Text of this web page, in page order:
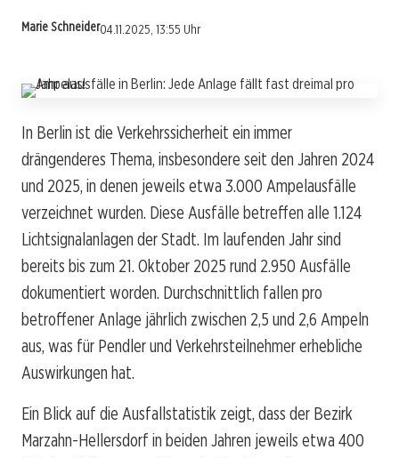
Marie Schneider04.11.2025, 13:55 Uhr
In Berlin ist die Verkehrssicherheit ein immer
drängenderes Thema, insbesondere seit den Jahren 2024
und 2025, in denen jeweils etwa 3.000 Ampelausfälle
verzeichnet wurden. Diese Ausfälle betreffen alle 1.124
Lichtsignalanlagen der Stadt. Im laufenden Jahr sind
bereits bis zum 21. Oktober 2025 rund 2.950 Ausfälle
dokumentiert worden. Durchschnittlich fallen pro
betroffener Anlage jährlich zwischen 2,5 und 2,6 Ampeln
aus, was für Pendler und Verkehrsteilnehmer erhebliche
Auswirkungen hat.
Ein Blick auf die Ausfallstatistik zeigt, dass der Bezirk
Marzahn-Hellersdorf in beiden Jahren jeweils etwa 400